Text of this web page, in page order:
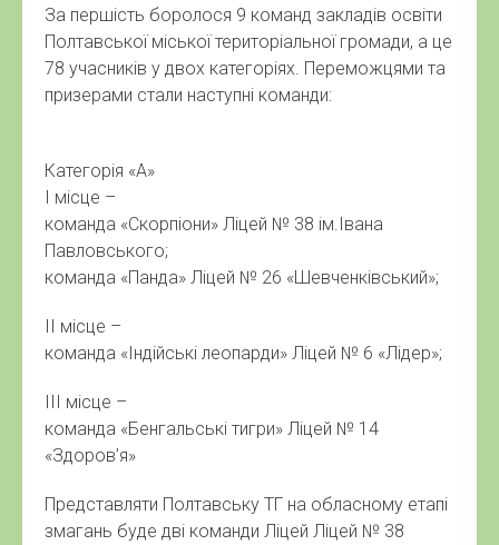
За першість боролося 9 команд закладів освіти
Полтавської міської територіальної громади, а це
78 учасників у двох категоріях. Переможцями та
призерами стали наступні команди:
Категорія «А»
І місце –
команда «Скорпіони» Ліцей № 38 ім.Івана
Павловського;
команда «Панда» Ліцей № 26 «Шевченківський»;
ІІ місце –
команда «Індійські леопарди» Ліцей № 6 «Лідер»;
ІІІ місце –
команда «Бенгальські тигри» Ліцей № 14
«Здоров’я»
Представляти Полтавську ТГ на обласному етапі
змагань буде дві команди Ліцей Ліцей № 38